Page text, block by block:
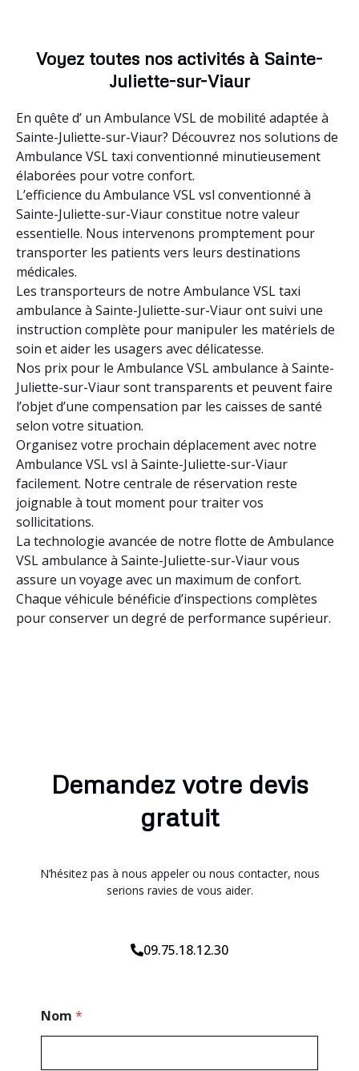
Voyez toutes nos activités à Sainte-
Juliette-sur-Viaur
En quête d’ un Ambulance VSL de mobilité adaptée à
Sainte-Juliette-sur-Viaur? Découvrez nos solutions de
Ambulance VSL taxi conventionné minutieusement
élaborées pour votre confort.
L’efficience du Ambulance VSL vsl conventionné à
Sainte-Juliette-sur-Viaur constitue notre valeur
essentielle. Nous intervenons promptement pour
transporter les patients vers leurs destinations
médicales.
Les transporteurs de notre Ambulance VSL taxi
ambulance à Sainte-Juliette-sur-Viaur ont suivi une
instruction complète pour manipuler les matériels de
soin et aider les usagers avec délicatesse.
Nos prix pour le Ambulance VSL ambulance à Sainte-
Juliette-sur-Viaur sont transparents et peuvent faire
l’objet d’une compensation par les caisses de santé
selon votre situation.
Organisez votre prochain déplacement avec notre
Ambulance VSL vsl à Sainte-Juliette-sur-Viaur
facilement. Notre centrale de réservation reste
joignable à tout moment pour traiter vos
sollicitations.
La technologie avancée de notre flotte de Ambulance
VSL ambulance à Sainte-Juliette-sur-Viaur vous
assure un voyage avec un maximum de confort.
Chaque véhicule bénéficie d’inspections complètes
pour conserver un degré de performance supérieur.
Demandez votre devis
gratuit
N’hésitez pas à nous appeler ou nous contacter, nous
serions ravies de vous aider.
09.75.18.12.30
C
o
Nom *